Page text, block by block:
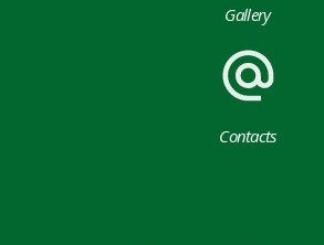
Gallery
Contacts